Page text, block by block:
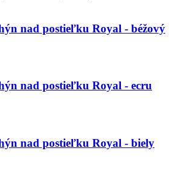
nad postieľku Royal - béžový
nad postieľku Royal - ecru
nad postieľku Royal - biely